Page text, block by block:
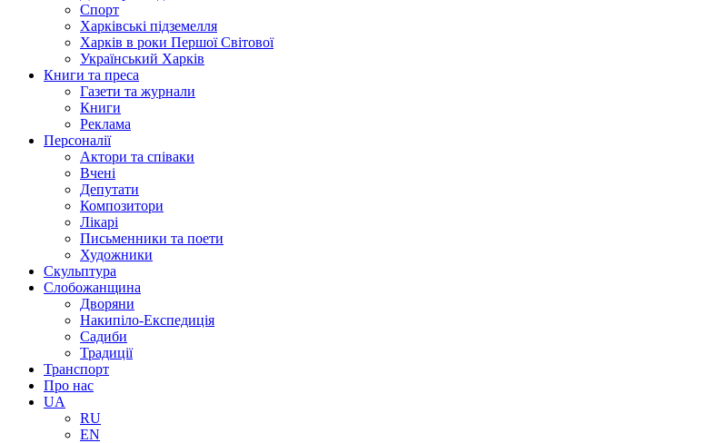
Спорт
Харківські підземелля
Харків в роки Першої Світової
Український Харків
Книги та преса
Газети та журнали
Книги
Реклама
Персоналії
Актори та співаки
Вчені
Депутати
Композитори
Лікарі
Письменники та поети
Художники
Скульптура
Слобожанщина
Дворяни
Накипіло-Експедиція
Садиби
Традиції
Транспорт
Про нас
UA
RU
EN